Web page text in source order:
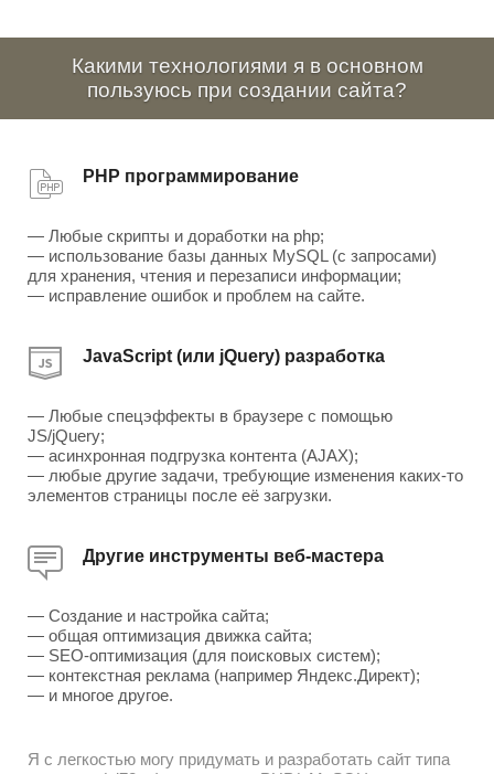
Какими технологиями я в основном
пользуюсь при создании сайта?
PHP программирование
— Любые скрипты и доработки на php;
— использование базы данных MySQL (с запросами)
для хранения, чтения и перезаписи информации;
— исправление ошибок и проблем на сайте.
JavaScript (или jQuery) разработка
— Любые спецэффекты в браузере с помощью
JS/jQuery;
— асинхронная подгрузка контента (AJAX);
— любые другие задачи, требующие изменения каких-то
элементов страницы после её загрузки.
Другие инструменты веб-мастера
— Создание и настройка сайта;
— общая оптимизация движка сайта;
— SEO-оптимизация (для поисковых систем);
— контекстная реклама (например Яндекс.Директ);
— и многое другое.
Я с легкостью могу придумать и разработать сайт типа